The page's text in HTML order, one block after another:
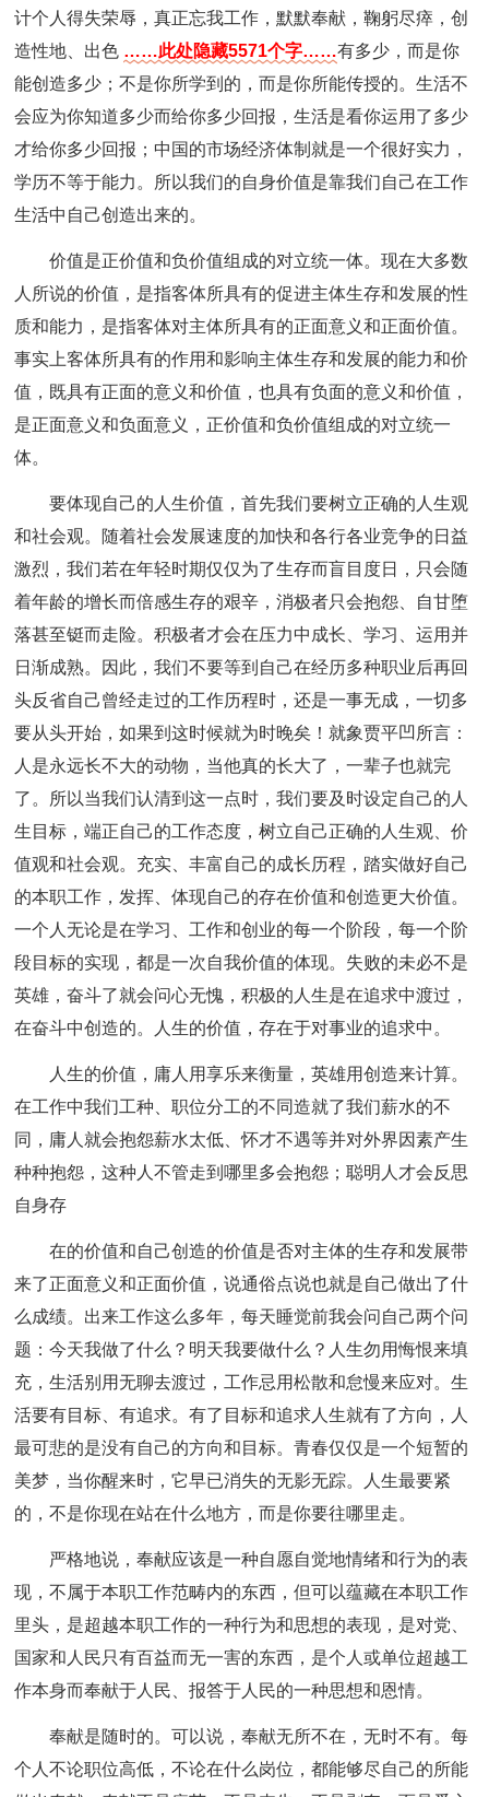
计个人得失荣辱，真正忘我工作，默默奉献，鞠躬尽瘁，创
造性地、出色 ……此处隐藏5571个字……有多少，而是你
能创造多少；不是你所学到的，而是你所能传授的。生活不
会应为你知道多少而给你多少回报，生活是看你运用了多少
才给你多少回报；中国的市场经济体制就是一个很好实力，
学历不等于能力。所以我们的自身价值是靠我们自己在工作
生活中自己创造出来的。
价值是正价值和负价值组成的对立统一体。现在大多数
人所说的价值，是指客体所具有的促进主体生存和发展的性
质和能力，是指客体对主体所具有的正面意义和正面价值。
事实上客体所具有的作用和影响主体生存和发展的能力和价
值，既具有正面的意义和价值，也具有负面的意义和价值，
是正面意义和负面意义，正价值和负价值组成的对立统一
体。
要体现自己的人生价值，首先我们要树立正确的人生观
和社会观。随着社会发展速度的加快和各行各业竞争的日益
激烈，我们若在年轻时期仅仅为了生存而盲目度日，只会随
着年龄的增长而倍感生存的艰辛，消极者只会抱怨、自甘堕
落甚至铤而走险。积极者才会在压力中成长、学习、运用并
日渐成熟。因此，我们不要等到自己在经历多种职业后再回
头反省自己曾经走过的工作历程时，还是一事无成，一切多
要从头开始，如果到这时候就为时晚矣！就象贾平凹所言：
人是永远长不大的动物，当他真的长大了，一辈子也就完
了。所以当我们认清到这一点时，我们要及时设定自己的人
生目标，端正自己的工作态度，树立自己正确的人生观、价
值观和社会观。充实、丰富自己的成长历程，踏实做好自己
的本职工作，发挥、体现自己的存在价值和创造更大价值。
一个人无论是在学习、工作和创业的每一个阶段，每一个阶
段目标的实现，都是一次自我价值的体现。失败的未必不是
英雄，奋斗了就会问心无愧，积极的人生是在追求中渡过，
在奋斗中创造的。人生的价值，存在于对事业的追求中。
人生的价值，庸人用享乐来衡量，英雄用创造来计算。
在工作中我们工种、职位分工的不同造就了我们薪水的不
同，庸人就会抱怨薪水太低、怀才不遇等并对外界因素产生
种种抱怨，这种人不管走到哪里多会抱怨；聪明人才会反思
自身存
在的价值和自己创造的价值是否对主体的生存和发展带
来了正面意义和正面价值，说通俗点说也就是自己做出了什
么成绩。出来工作这么多年，每天睡觉前我会问自己两个问
题：今天我做了什么？明天我要做什么？人生勿用悔恨来填
充，生活别用无聊去渡过，工作忌用松散和怠慢来应对。生
活要有目标、有追求。有了目标和追求人生就有了方向，人
最可悲的是没有自己的方向和目标。青春仅仅是一个短暂的
美梦，当你醒来时，它早已消失的无影无踪。人生最要紧
的，不是你现在站在什么地方，而是你要往哪里走。
严格地说，奉献应该是一种自愿自觉地情绪和行为的表
现，不属于本职工作范畴内的东西，但可以蕴藏在本职工作
里头，是超越本职工作的一种行为和思想的表现，是对党、
国家和人民只有百益而无一害的东西，是个人或单位超越工
作本身而奉献于人民、报答于人民的一种思想和恩情。
奉献是随时的。可以说，奉献无所不在，无时不有。每
个人不论职位高低，不论在什么岗位，都能够尽自己的所能